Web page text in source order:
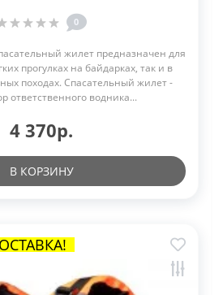
0
жилет предназначен для
прогулках на байдарках, так и в
походах. Спасательный жилет -
ответственного водника...
4 370р.
В КОРЗИНУ